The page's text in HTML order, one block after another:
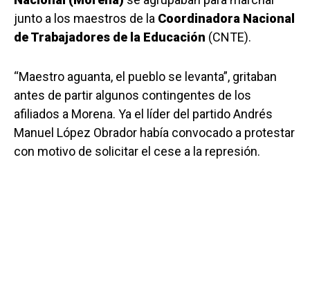
junto a los maestros de la Coordinadora Nacional
de Trabajadores de la Educación (CNTE).
“Maestro aguanta, el pueblo se levanta”, gritaban
antes de partir algunos contingentes de los
afiliados a Morena. Ya el líder del partido Andrés
Manuel López Obrador había convocado a protestar
con motivo de solicitar el cese a la represión.